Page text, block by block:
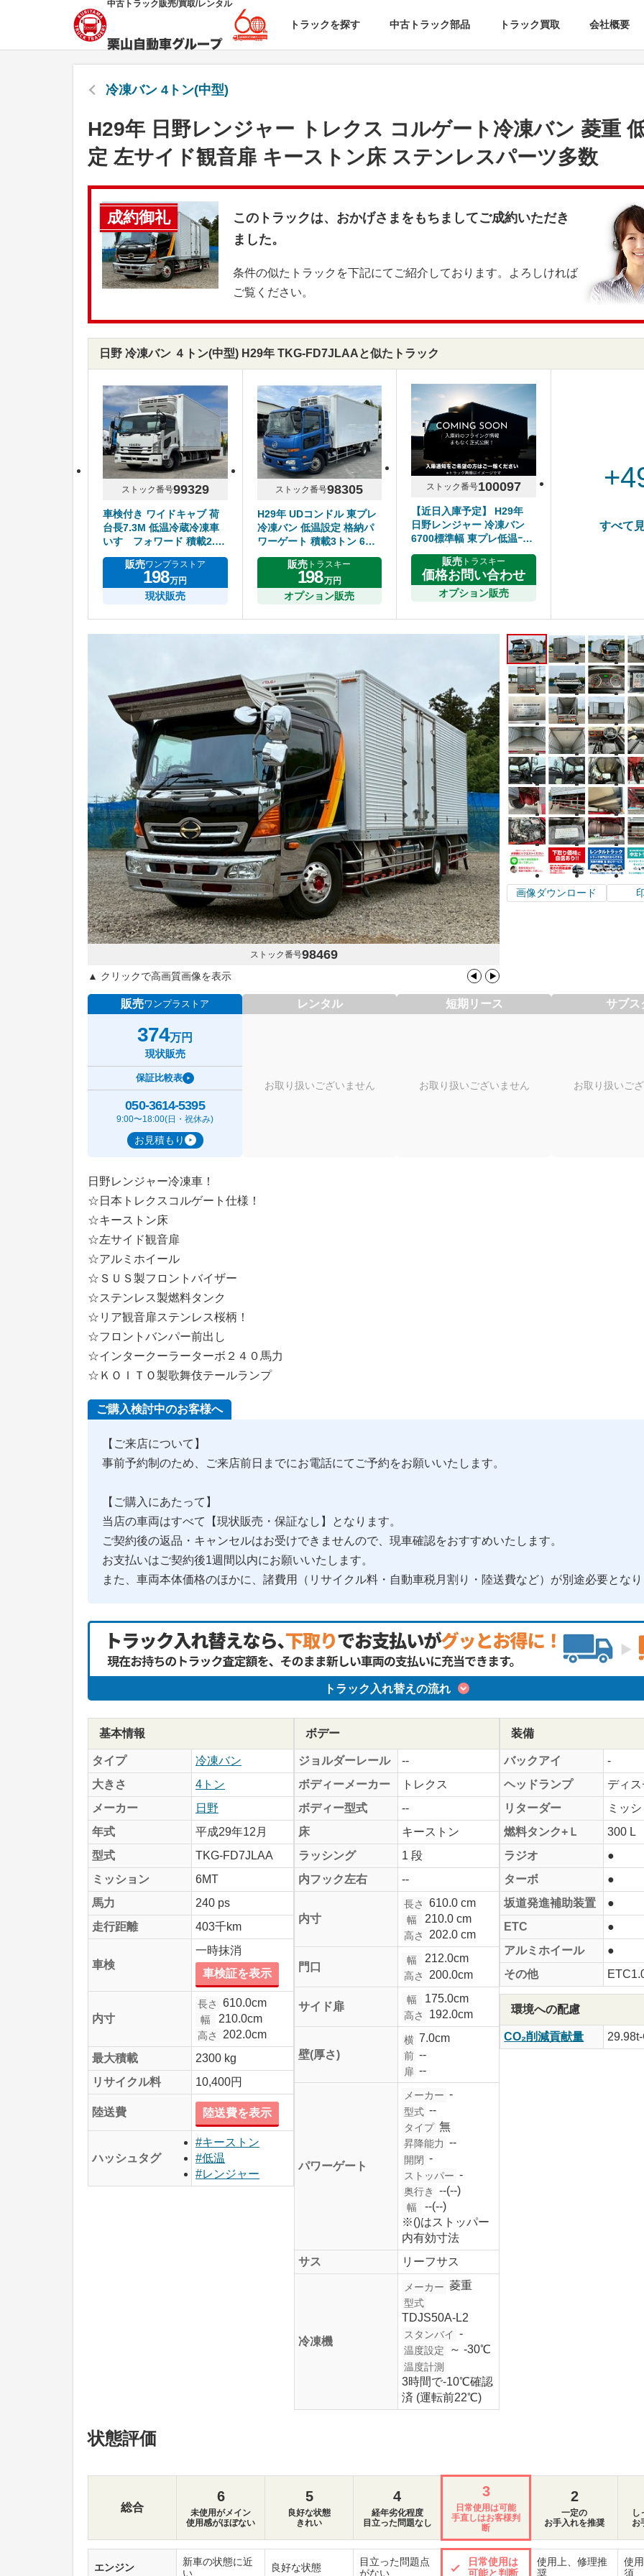
中古トラック販売/買取/レンタル
トラックを探す 中古トラック部品 トラック買取 会社概要
冷凍バン 4トン(中型)
H29年 日野レンジャー トレクス コルゲート冷凍バン 菱重
定 左サイド観音扉 キーストン床 ステンレスパーツ多数
成約御礼
このトラックは、おかげさまをもちましてご成約いただき
ました。
条件の似たトラックを下記にてご紹介しております。よろしければ
ご覧ください。
日野 冷凍バン ４トン(中型) H29年 TKG-FD7JLAAと似たトラック
ストック番号99329
車検付き ワイドキャブ 荷
台長7.3M 低温冷蔵冷凍車
いすゞフォワード 積載2.75
トン
販売ワンプラストア
198万円
現状販売
ストック番号98305
H29年 UDコンドル 東プレ
冷凍バン 低温設定 格納パ
ワーゲート 積載3トン 6MT
アルミホイール
販売 トラスキー
198万円
オプション販売
ストック番号100097
【近日入庫予定】 H29年
日野レンジャー 冷凍バン
6700標準幅 東プレ低温ｰ
30℃設定 床キーストン ジ
ョルダー2列 リアエアサス
サイド扉 6速マニュアル 走
行距離280千㎞ シフト6速
販売トラスキー
価格お問い合わせ
オプション販売
すべて
ストック番号98469
▲ クリックで高画質画像を表示
画像ダウンロード
販売ワンプラストア
374万円
現状販売
保証比較表
050-3614-5395
9:00〜18:00(日・祝休み)
お見積もり
レンタル
お取り扱いございません
短期リース
お取り扱いございません
サブス
お取り扱いご
日野レンジャー冷凍車！
☆日本トレクスコルゲート仕様！
☆キーストン床
☆左サイド観音扉
☆アルミホイール
☆ＳＵＳ製フロントバイザー
☆ステンレス製燃料タンク
☆リア観音扉ステンレス桜柄！
☆フロントバンパー前出し
☆インタークーラーターボ２４０馬力
☆ＫＯＩＴＯ製歌舞伎テールランプ
ご購入検討中のお客様へ
【ご来店について】
事前予約制のため、ご来店前日までにお電話にてご予約をお願いいたします。
【ご購入にあたって】
当店の車両はすべて【現状販売・保証なし】となります。
ご契約後の返品・キャンセルはお受けできませんので、現車確認をおすすめいたします。
お支払いはご契約後1週間以内にお願いいたします。
また、車両本体価格のほかに、諸費用（リサイクル料・自動車税月割り・陸送費など）が別途必要とな
トラック入れ替えの流れ
基本情報
タイプ
冷凍バン
大きさ
4トン
メーカー
日野
年式
平成29年12月
型式
TKG-FD7JLAA
ミッション
6MT
馬力
240 ps
走行距離
403千km
車検
一時抹消
車検証を表示
内寸
長さ 610.0cm
幅 210.0cm
高さ
202.0cm
最大積載
2300 kg
リサイクル料
10,400円
陸送費 陸送費を表示
ハッシュタグ
#キーストン
#低温
#レンジャー
ボデー
ジョルダーレール
--
ボディーメーカー
トレクス
ボディー型式
--
床
キーストン
ラッシング
1 段
内フック左右
--
内寸
長さ 610.0 cm
幅 210.0 cm
高さ 202.0 cm
門口
幅 212.0cm
高さ 200.0cm
サイド扉
幅 175.0cm
高さ 192.0cm
壁(厚さ)
横 7.0cm
前 --
扉 --
パワーゲート
メーカー -
型式 --
タイプ 無
昇降能力 --
開閉 -
ストッパー -
奥行き --(--)
幅
--(--)
※()はストッパー
内有効寸法
サス
リーフサス
冷凍機
メーカー 菱重
型式
TDJS50A-L2
スタンバイ -
温度設定 ～ -30℃
温度計測
3時間で-10℃確認
済 (運転前22℃)
装備
バックアイ
-
ヘッドランプ
ディ
リターダー
ミッ
燃料タンク+Ｌ
300 L
ラジオ
●
ターボ
●
坂道発進補助装置
●
ETC
●
アルミホイール
●
その他
環境への配慮
CO₂削減貢献量
状態評価
総合
6
未使用がメイン
使用感がほぼない
5
良好な状態
きれい
4
経年劣化程度
目立った問題なし
3
日常使用は可能
手直しはお客様判
断
2
一定の
お手入れを推奨
し
お
エンジン
新車の状態に近
い
良好な状態
目立った問題点
がない
日常使用は
可能と判断
使用上、修理推
奨
使
須